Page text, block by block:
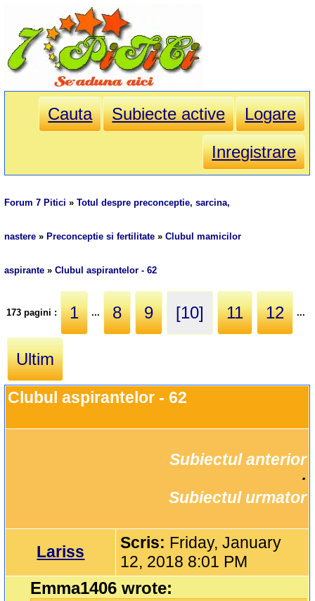
Cauta Subiecte active
Logare
Inregistrare
Forum 7 Pitici »Totul despre preconceptie, sarcina,
nastere » Preconceptie si fertilitate »Clubul mamicilor
aspirante »Clubul aspirantelor - 62
173 pagini : 1 ... 8 9 [10] 11 12 ...
Ultim
Clubul aspirantelor - 62
Subiectul anterior
Subiectul urmator
Lariss Scris: Friday, January
12, 2018 8:01 PM
Emma1406 wrote: